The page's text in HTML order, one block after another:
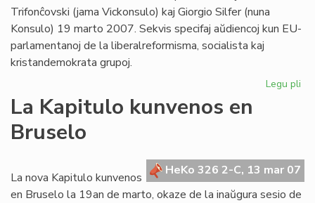
Trifonĉovski (jama Vickonsulo) kaj Giorgio Silfer (nuna
Konsulo) 19 marto 2007. Sekvis specifaj aŭdiencoj kun EU-
parlamentanoj de la liberalreformisma, socialista kaj
kristandemokrata grupoj.
Legu pli
La Kapitulo kunvenos en
Bruselo
HeKo 326 2-C, 13 mar 07
La nova Kapitulo kunvenos
en Bruselo la 19an de marto, okaze de la inaŭgura sesio de